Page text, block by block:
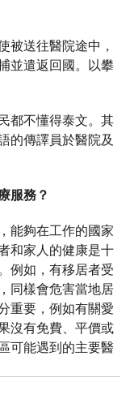
被送往醫院途中，
並遣返回國。以攀
都不懂得泰文。其
的傳譯員於醫院及
服務？
能夠在工作的國家
和家人的健康是十
例如，有移居者受
同樣會危害當地居
重要，例如有關愛
沒有免費、平價或
可能遇到的主要醫